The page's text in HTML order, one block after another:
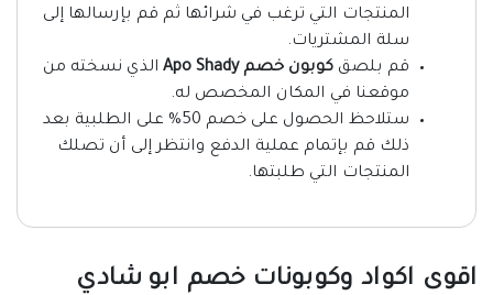
المنتجات التي ترغب في شرائها ثم قم بإرسالها إلى
سلة المشتريات.
قم بلصق كوبون خصم Apo Shady
الذي نسخته من
موقعنا في المكان المخصص له.
ستلاحظ الحصول على خصم 50% على الطلبية بعد
ذلك قم بإتمام عملية الدفع وانتظر إلى أن تصلك
المنتجات التي طلبتها.
اقوى اكواد وكوبونات خصم ابو شادي